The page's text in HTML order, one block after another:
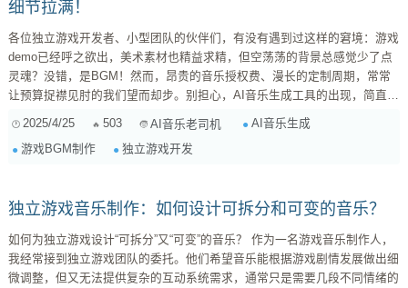
细节拉满！
各位独立游戏开发者、小型团队的伙伴们，有没有遇到过这样的窘境：游戏
demo已经呼之欲出，美术素材也精益求精，但空荡荡的背景总感觉少了点
灵魂？没错，是BGM！然而，昂贵的音乐授权费、漫长的定制周期，常常
让预算捉襟见肘的我们望而却步。别担心，AI音乐生成工具的出现，简直是
雪中送炭，它能帮你快速搭建游戏场景的音乐框架，大幅缩减时间和金钱成
本。这篇攻略，我就手把手教你如何玩转AI音乐，打造独具风格的游戏
BGM！ 一、为何选择AI音乐？痛点分析与优势解读 在深入实操之前，我们
2025/4/25 503 AI音乐老司机
AI音乐生成
游戏BGM制作
独立游戏开发
独立游戏音乐制作：如何设计可拆分和可变的音乐？
如何为独立游戏设计“可拆分”又“可变”的音乐？ 作为一名游戏音乐制作人，
我经常接到独立游戏团队的委托。他们希望音乐能根据游戏剧情发展做出细
微调整，但又无法提供复杂的互动系统需求，通常只是需要几段不同情绪的